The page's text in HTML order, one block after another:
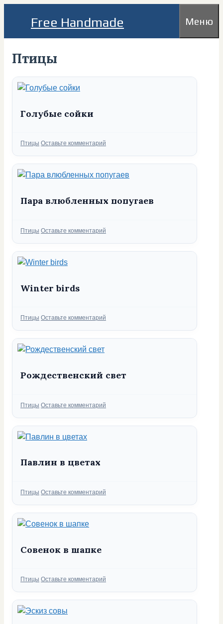
Free Handmade Меню
Птицы
Голубые сойки
Рубрики
Птицы Оставьте комментарий
Пара влюбленных попугаев
Рубрики
Птицы Оставьте комментарий
Winter birds
Рубрики
Птицы Оставьте комментарий
Рождественский свет
Рубрики
Птицы Оставьте комментарий
Павлин в цветах
Рубрики
Птицы Оставьте комментарий
Совенок в шапке
Рубрики
Птицы Оставьте комментарий